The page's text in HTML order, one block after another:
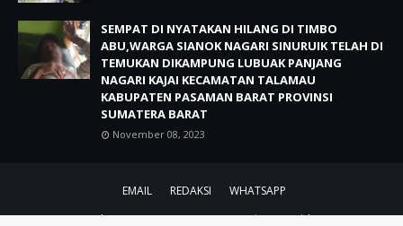
SEMPAT DI NYATAKAN HILANG DI TIMBO
ABU,WARGA SIANOK NAGARI SINURUIK TELAH DI
TEMUKAN DIKAMPUNG LUBUAK PANJANG
NAGARI KAJAI KECAMATAN TALAMAU
KABUPATEN PASAMAN BARAT PROVINSI
SUMATERA BARAT
November 08, 2023
EMAIL REDAKSI
WHATSAPP
CRAFTED WITH by ZAINAL ABIDIN.BLOGTemplatesYard| DISTRIBUTED